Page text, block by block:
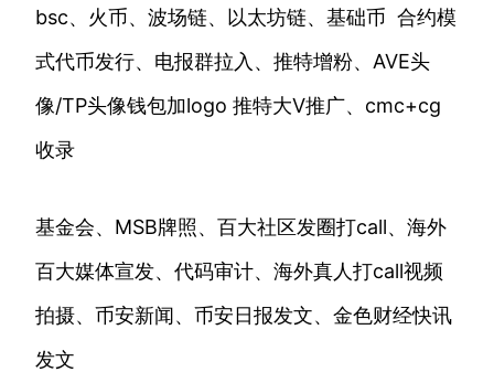
bsc、火币、波场链、以太坊链、基础币 合约模
式代币发行、电报群拉入、推特增粉、AVE头
像/TP头像钱包加logo 推特大V推广、cmc+cg
收录
基金会、MSB牌照、百大社区发圈打call、海外
百大媒体宣发、代码审计、海外真人打call视频
拍摄、币安新闻、币安日报发文、金色财经快讯
发文